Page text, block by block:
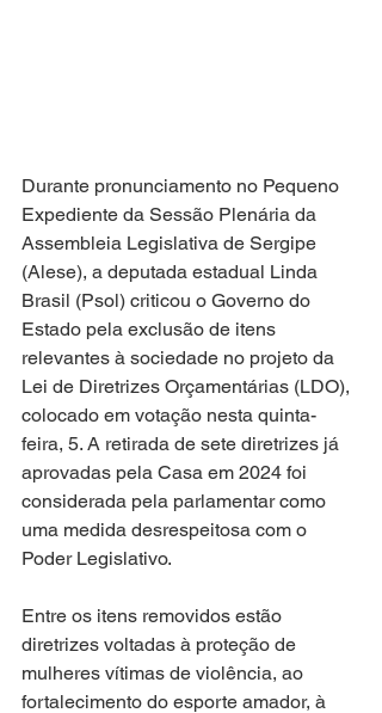
Durante pronunciamento no Pequeno
Expediente da Sessão Plenária da
Assembleia Legislativa de Sergipe
(Alese), a deputada estadual Linda
Brasil (Psol) criticou o Governo do
Estado pela exclusão de itens
relevantes à sociedade no projeto da
Lei de Diretrizes Orçamentárias (LDO),
colocado em votação nesta quinta-
feira, 5. A retirada de sete diretrizes já
aprovadas pela Casa em 2024 foi
considerada pela parlamentar como
uma medida desrespeitosa com o
Poder Legislativo.
Entre os itens removidos estão
diretrizes voltadas à proteção de
mulheres vítimas de violência, ao
fortalecimento do esporte amador, à